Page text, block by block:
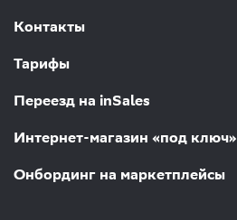
Контакты
Тарифы
Переезд на inSales
Интернет-магазин «под ключ»
Онбординг на маркетплейсы